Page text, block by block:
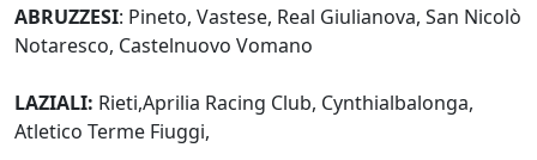
ABRUZZESI: Pineto, Vastese, Real Giulianova, San Nicolò
Notaresco, Castelnuovo Vomano
LAZIALI: Rieti,Aprilia Racing Club, Cynthialbalonga,
Atletico Terme Fiuggi,